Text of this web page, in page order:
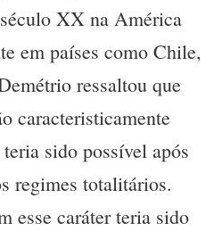
XX na América
em países como Chile,
ressaltou que
caracteristicamente
sido possível após
regimes totalitários.
esse caráter teria sido